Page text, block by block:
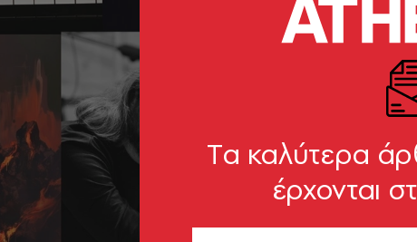
Tα καλύτερα
έρχονται